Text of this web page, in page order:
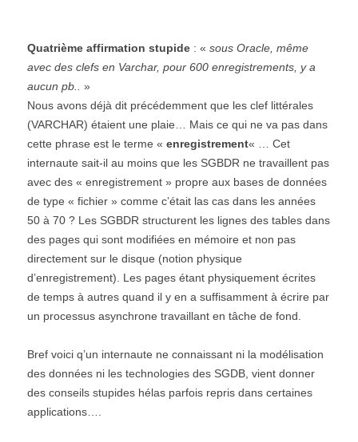
Quatrième affirmation stupide : « sous Oracle, même
avec des clefs en Varchar, pour 600 enregistrements, y a
aucun pb..
»
Nous avons déjà dit précédemment que les clef littérales
(VARCHAR) étaient une plaie… Mais ce qui ne va pas dans
cette phrase est le terme « enregistrement« … Cet
internaute sait-il au moins que les SGBDR ne travaillent pas
avec des « enregistrement » propre aux bases de données
de type « fichier » comme c’était las cas dans les années
50 à 70 ? Les SGBDR structurent les lignes des tables dans
des pages qui sont modifiées en mémoire et non pas
directement sur le disque (notion physique
d’enregistrement). Les pages étant physiquement écrites
de temps à autres quand il y en a suffisamment à écrire par
un processus asynchrone travaillant en tâche de fond.
Bref voici q’un internaute ne connaissant ni la modélisation
des données ni les technologies des SGDB, vient donner
des conseils stupides hélas parfois repris dans certaines
applications….